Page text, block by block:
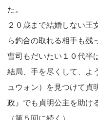
た。
２０歳まで結婚しない王
ら釣合の取れる相手も残
曹司もだいたい１０代半
結局、手を尽くして、よ
ュウォン）を見つけて貞
政』でも貞明公主を助け
（第５回に続く）。